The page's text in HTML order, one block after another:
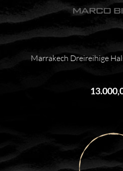
Marrakech Dreireihige